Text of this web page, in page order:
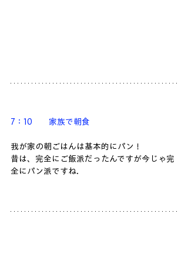
7：10　　家族で朝食
我が家の朝ごはんは基本的にパン！
昔は、完全にご飯派だったんですが今じゃ完
全にパン派ですね.